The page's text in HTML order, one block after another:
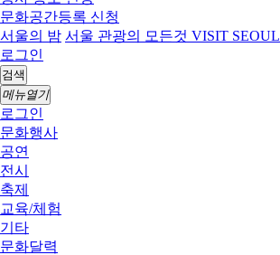
문화공간등록 신청
서울의 밤 서울 관광의 모든것 VISIT SEOUL
로그인
검색
메뉴열기
로그인
문화행사
공연
전시
축제
교육/체험
기타
문화달력